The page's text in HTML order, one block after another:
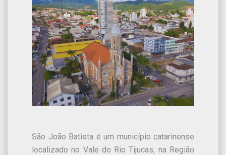
São João Batista é um município catarinense
localizado no Vale do Rio Tijucas, na Região